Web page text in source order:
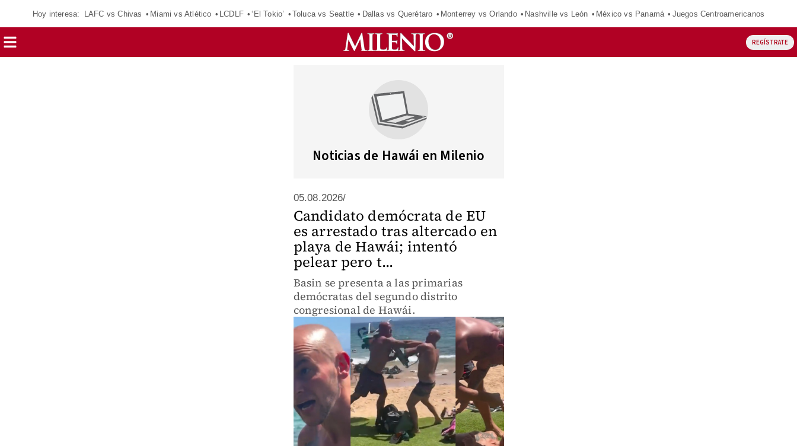
Hoy interesa: LAFC vs Chivas Miami vs Atlético LCDLF ‘El Tokio’ Toluca vs Seattle Dallas vs Querétaro Monterrey vs Orlando Nashville vs León México vs Panamá Juegos Centroamericanos
REGÍSTRATE
Noticias de Hawái en Milenio
05.08.2026/
Candidato demócrata de EU
es arrestado tras altercado en
playa de Hawái; intentó
pelear pero t...
Basin se presenta a las primarias
demócratas del segundo distrito
congresional de Hawái.